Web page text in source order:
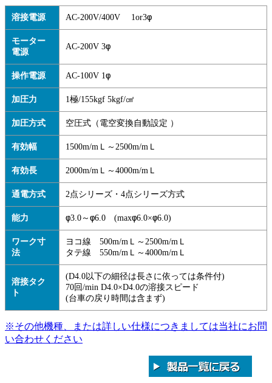
溶接電源 AC-200V/400V 1or3φ
モーター
電源
AC-200V 3φ
操作電源 AC-100V 1 φ
加圧力 1極/155kgf 5kgf/㎠
加圧方式 空圧式（電空変換自動設定 ）
有効幅 1500m/mＬ～2500m/mＬ
有効長 2000m/mＬ～4000m/mＬ
通電方式 2点シリーズ・4点シリーズ方式
能力 φ3.0～ φ6.0 (maxφ6.0×φ6.0)
ワーク寸
法
ヨコ線 500m/mＬ～2500m/mＬ
タテ線 550m/mＬ～4000m/mＬ
溶接タク
ト
(D4.0以下の細径は長さに依っては条件付)
70回/min D4.0×D4.0の溶接スピード
(台車の戻り時間は含まず)
※その他機種、または詳しい仕様につきましては当社にお問
い合わせください